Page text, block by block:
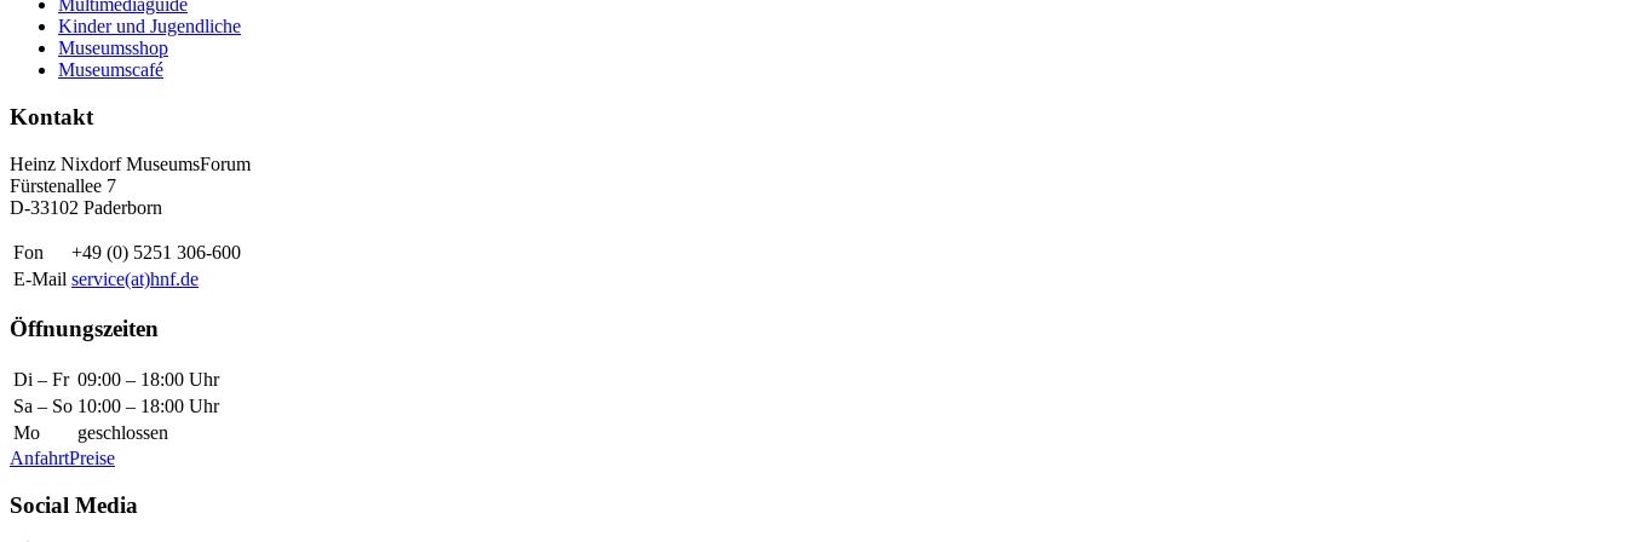
Multimediaguide
Kinder und Jugendliche
Museumsshop
Museumscafé
Kontakt
Heinz Nixdorf MuseumsForum
Fürstenallee 7
D-33102 Paderborn
Fon
+49 (0) 5251 306-600
E-Mail service(at)hnf.de
Öffnungszeiten
Di – Fr 09:00 – 18:00 Uhr
Sa – So 10:00 – 18:00 Uhr
Mo
geschlossen
AnfahrtPreise
Social Media